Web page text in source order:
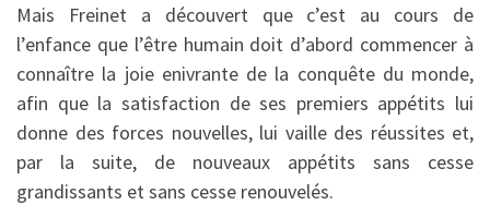
Mais Freinet a découvert que c’est au cours de
l’enfance que l’être humain doit d’abord commencer à
connaître la joie enivrante de la conquête du monde,
afin que la satisfaction de ses premiers appétits lui
donne des forces nouvelles, lui vaille des réussites et,
par la suite, de nouveaux appétits sans cesse
grandissants et sans cesse renouvelés.